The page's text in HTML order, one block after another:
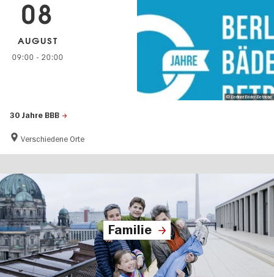
30 Jahre BBB
Verschiedene Orte
08
AUGUST
09:00 - 20:00
© Berliner Bäder-Betriebe
Familie